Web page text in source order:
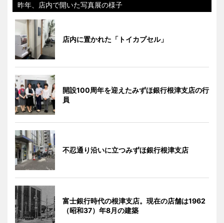
昨年、店内で開いた写真展の様子
店内に置かれた「トイカプセル」
開設100周年を迎えたみずほ銀行根津支店の行
員
不忍通り沿いに立つみずほ銀行根津支店
富士銀行時代の根津支店。現在の店舗は1962
（昭和37）年8月の建築